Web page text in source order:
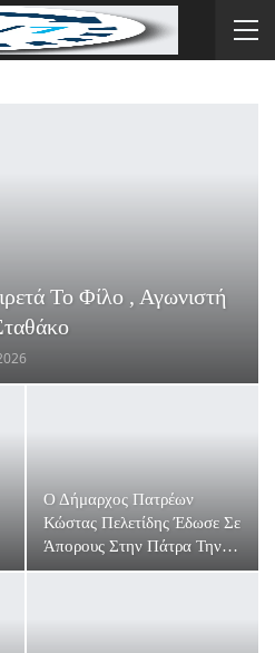
Το Φίλο , Αγωνιστή
Ο Δήμαρχος Πατρέων
Κώστας Πελετίδης Έδωσε Σε
Άπορους Στην Πάτρα Την…